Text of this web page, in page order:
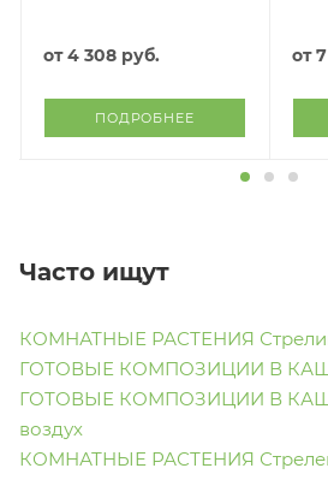
от4 308 руб.
ПОДРОБНЕЕ
от
Часто ищут
КОМНАТНЫЕ РАСТЕНИЯ
ГОТОВЫЕ КОМПОЗИЦИИ В
ГОТОВЫЕ КОМПОЗИЦИИ В
воздух
КОМНАТНЫЕ РАСТЕНИЯ